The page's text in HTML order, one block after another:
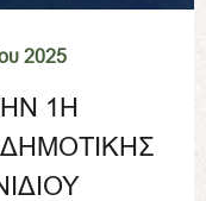
2025
1Η